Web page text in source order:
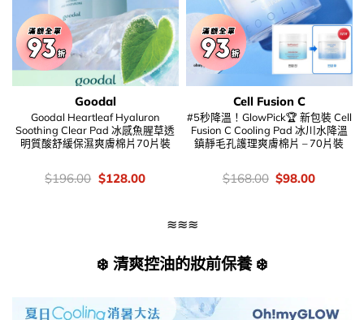
Goodal
Goodal Heartleaf Hyaluron
Soothing Clear Pad 冰感魚腥草透
明質酸舒緩保濕爽膚棉片70片裝
價
錢：
$196.00 Original
price
$128.00Current
Cell Fusion C
#5秒降溫！GlowPick🏆 新包裝 Cell
Fusion C Cooling Pad 冰川水降溫
鎮靜毛孔護理爽膚棉片 – 70片裝
價
錢：
$168.00 Original
price
$98.00Current
≋≋≋
❄️ 清爽控油的妝前保養 ❄️